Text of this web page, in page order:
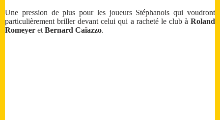
Une pression de plus pour les joueurs Stéphanois qui voudront
particulièrement briller devant celui qui a racheté le club à Roland
Romeyer et Bernard Caïazzo.